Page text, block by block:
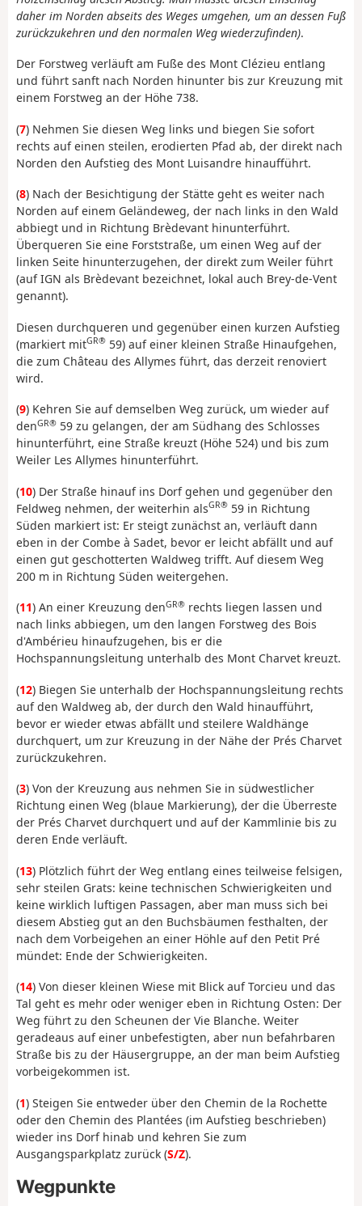
daher im Norden abseits des Weges umgehen, um an dessen Fuß
zurückzukehren und den normalen Weg wiederzufinden).
Der Forstweg verläuft am Fuße des Mont Clézieu entlang
und führt sanft nach Norden hinunter bis zur Kreuzung mit
einem Forstweg an der Höhe 738.
(7) Nehmen Sie diesen Weg links und biegen Sie sofort
rechts auf einen steilen, erodierten Pfad ab, der direkt nach
Norden den Aufstieg des Mont Luisandre hinaufführt.
(8) Nach der Besichtigung der Stätte geht es weiter nach
Norden auf einem Geländeweg, der nach links in den Wald
abbiegt und in Richtung Brèdevant hinunterführt.
Überqueren Sie eine Forststraße, um einen Weg auf der
linken Seite hinunterzugehen, der direkt zum Weiler führt
(auf IGN als Brèdevant bezeichnet, lokal auch Brey-de-Vent
genannt).
Diesen durchqueren und gegenüber einen kurzen Aufstieg
(markiert mitGR® 59) auf einer kleinen Straße Hinaufgehen,
die zum Château des Allymes führt, das derzeit renoviert
wird.
(9) Kehren Sie auf demselben Weg zurück, um wieder auf
denGR® 59 zu gelangen, der am Südhang des Schlosses
hinunterführt, eine Straße kreuzt (Höhe 524) und bis zum
Weiler Les Allymes hinunterführt.
(10) Der Straße hinauf ins Dorf gehen und gegenüber den
Feldweg nehmen, der weiterhin alsGR® 59 in Richtung
Süden markiert ist: Er steigt zunächst an, verläuft dann
eben in der Combe à Sadet, bevor er leicht abfällt und auf
einen gut geschotterten Waldweg trifft. Auf diesem Weg
200 m in Richtung Süden weitergehen.
(11) An einer Kreuzung denGR® rechts liegen lassen und
nach links abbiegen, um den langen Forstweg des Bois
d'Ambérieu hinaufzugehen, bis er die
Hochspannungsleitung unterhalb des Mont Charvet kreuzt.
(12) Biegen Sie unterhalb der Hochspannungsleitung rechts
auf den Waldweg ab, der durch den Wald hinaufführt,
bevor er wieder etwas abfällt und steilere Waldhänge
durchquert, um zur Kreuzung in der Nähe der Prés Charvet
zurückzukehren.
(3) Von der Kreuzung aus nehmen Sie in südwestlicher
Richtung einen Weg (blaue Markierung), der die Überreste
der Prés Charvet durchquert und auf der Kammlinie bis zu
deren Ende verläuft.
(13) Plötzlich führt der Weg entlang eines teilweise felsigen,
sehr steilen Grats: keine technischen Schwierigkeiten und
keine wirklich luftigen Passagen, aber man muss sich bei
diesem Abstieg gut an den Buchsbäumen festhalten, der
nach dem Vorbeigehen an einer Höhle auf den Petit Pré
mündet: Ende der Schwierigkeiten.
(14) Von dieser kleinen Wiese mit Blick auf Torcieu und das
Tal geht es mehr oder weniger eben in Richtung Osten: Der
Weg führt zu den Scheunen der Vie Blanche. Weiter
geradeaus auf einer unbefestigten, aber nun befahrbaren
Straße bis zu der Häusergruppe, an der man beim Aufstieg
vorbeigekommen ist.
(1) Steigen Sie entweder über den Chemin de la Rochette
oder den Chemin des Plantées (im Aufstieg beschrieben)
wieder ins Dorf hinab und kehren Sie zum
Ausgangsparkplatz zurück (S/Z).
Wegpunkte